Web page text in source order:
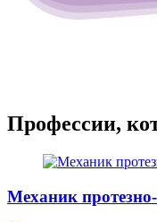
Профессии,
Механик